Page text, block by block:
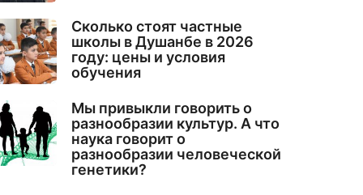
Сколько стоят частные
школы в Душанбе в 2026
году: цены и условия
обучения
Мы привыкли говорить о
разнообразии культур. А что
наука говорит о
разнообразии человеческой
генетики?